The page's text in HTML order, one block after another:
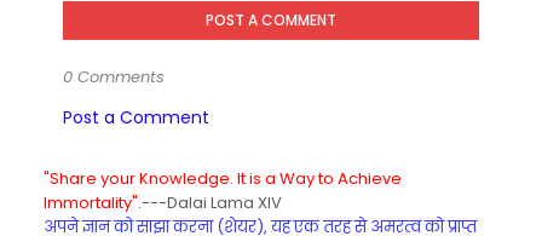
POST A COMMENT
0 Comments
Post a Comment
"Share your Knowledge. It is a Way to Achieve
Immortality".---Dalai Lama XIV
अपने ज्ञान को साझा करना (शेयर), यह एक तरह से अमरत्व को प्राप्त